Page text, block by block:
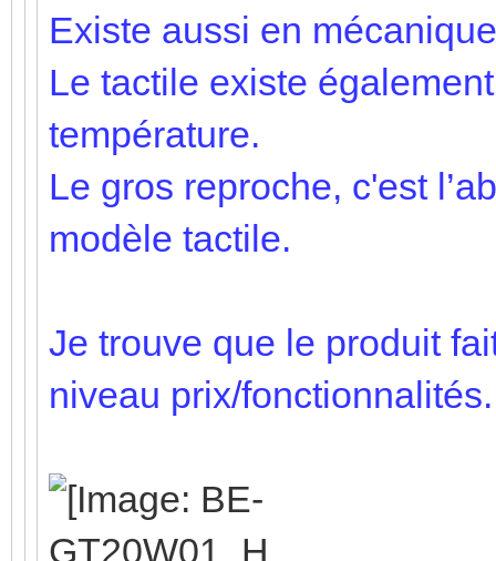
Existe aussi en
Le tactile existe
température.
Le gros reproche, c'est
modèle tactile.
Je trouve que le produit
niveau prix/